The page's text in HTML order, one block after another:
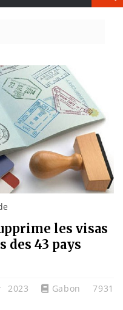
Bénin
Aliko
les visas
des 43 pays
2023 Gabon
7931